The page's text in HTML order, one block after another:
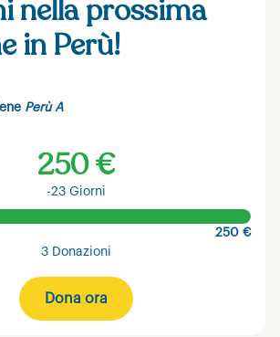
nella prossima
in Perù!
Perù A
250 €
-23 Giorni
250 €
3 Donazioni
Dona ora